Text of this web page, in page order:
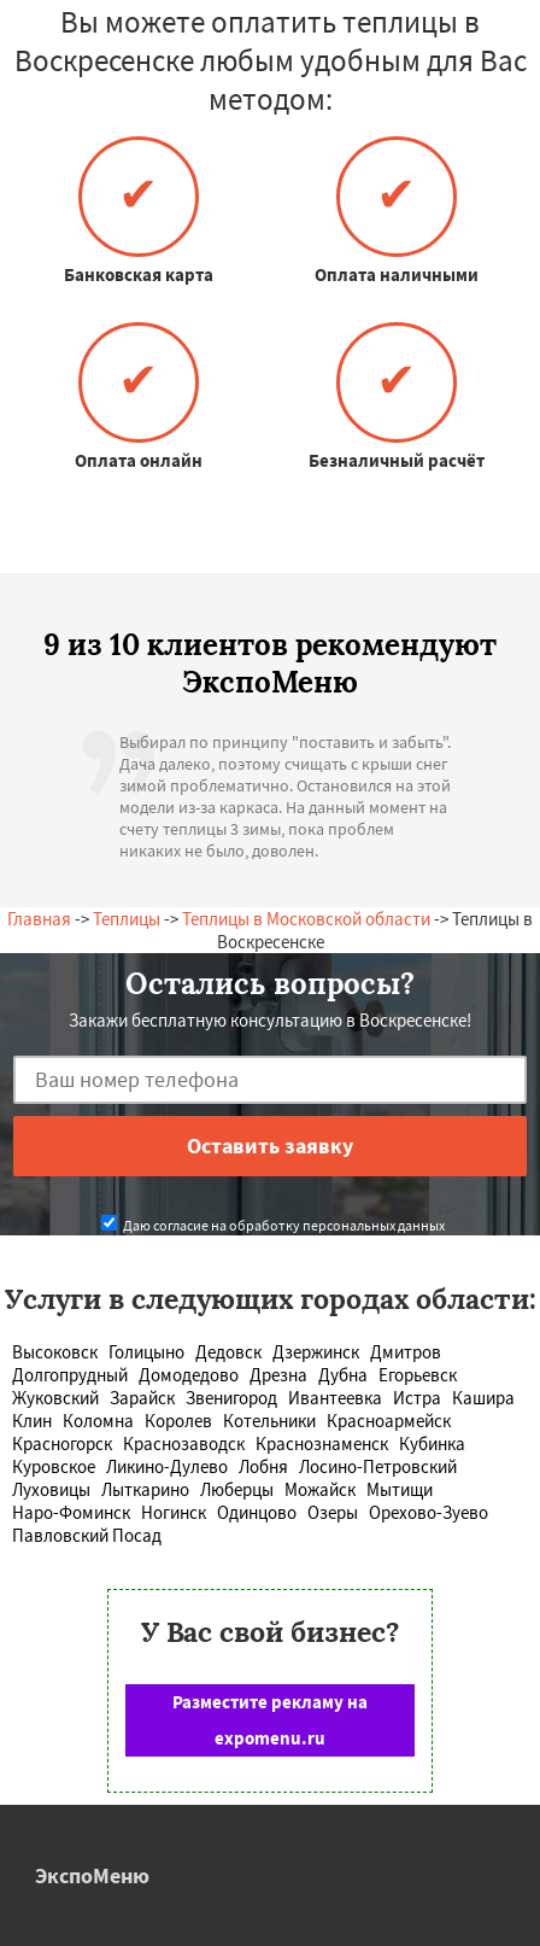
Вы можете оплатить теплицы в
Воскресенске любым удобным для Вас
методом:
✔
Банковская карта
✔
Оплата наличными
✔
Оплата онлайн
✔
Безналичный расчёт
9 из 10 клиентов рекомендуют
ЭкспоМеню
Выбирал по принципу "поставить и забыть".
Дача далеко, поэтому счищать с крыши снег
зимой проблематично. Остановился на этой
модели из-за каркаса. На данный момент на
счету теплицы 3 зимы, пока проблем
никаких не было, доволен.
Главная ->Теплицы ->Теплицы в Московской области-> Теплицы в
Воскресенске
Остались вопросы?
Закажи бесплатную консультацию в Воскресенске!
Даю согласие на обработку персональных данных
Услуги в следующих городах области:
Высоковск Голицыно Дедовск Дзержинск Дмитров
Долгопрудный Домодедово Дрезна Дубна Егорьевск
Жуковский Зарайск Звенигород Ивантеевка Истра Кашира
Клин Коломна Королев Котельники Красноармейск
Красногорск Краснозаводск Краснознаменск Кубинка
Куровское Ликино-Дулево Лобня Лосино-Петровский
Луховицы Лыткарино Люберцы Можайск Мытищи
Наро-Фоминск Ногинск Одинцово Озеры Орехово-Зуево
Павловский Посад
У Вас свой бизнес?
Разместите рекламу на
expomenu.ru
ЭкспоМеню